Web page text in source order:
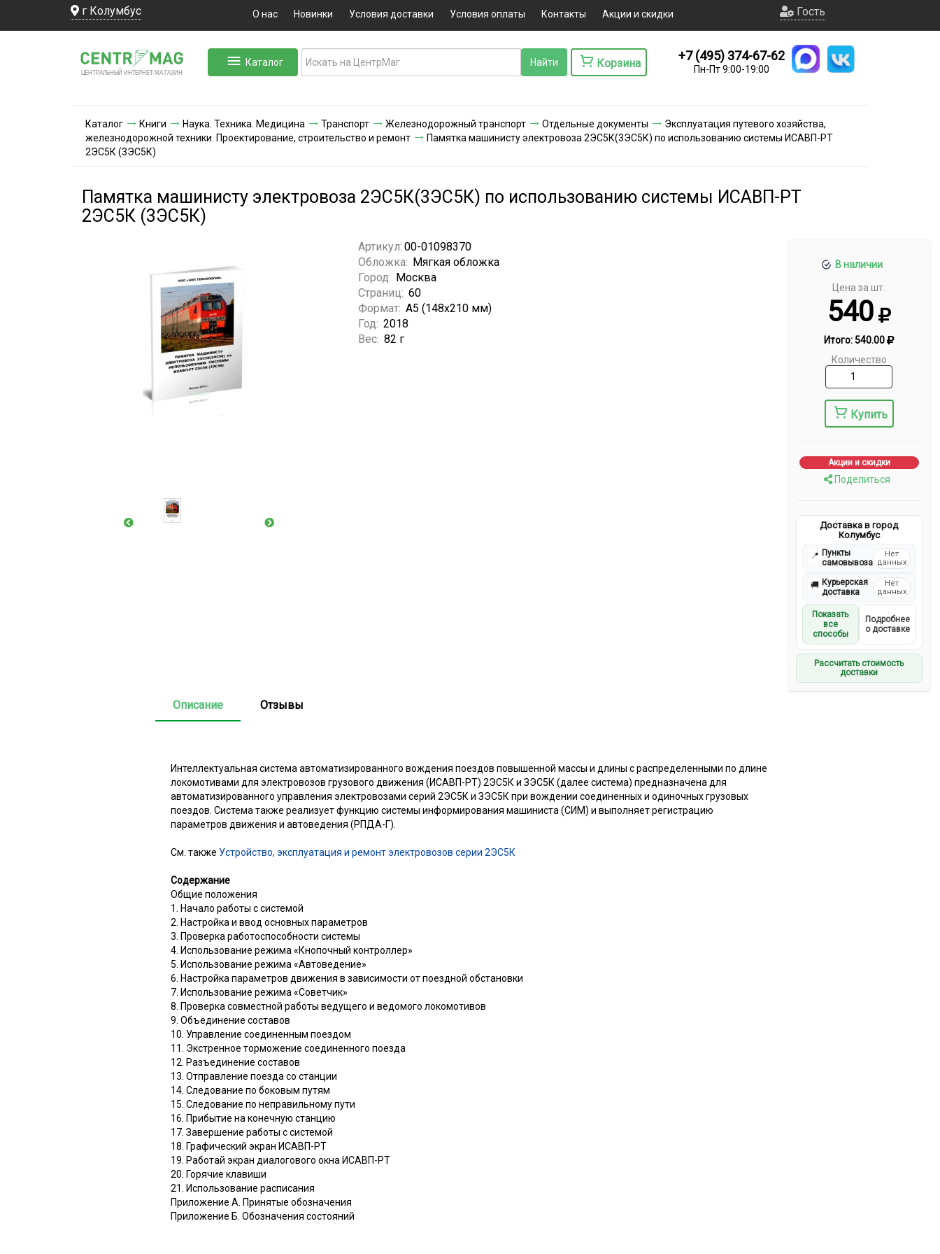
г Колумбус О нас Новинки Условия доставки Условия оплаты Контакты Акции и скидки Гость
ЦЕНТРАЛЬНЫЙ ИНТЕРНЕТ-МА ГАЗИН
Каталог Корзина
+7 (495) 374-67-62
Пн-Пт 9:00-19:00
Каталог Книги Наука. Техника. Медицина Транспорт Железнодорожный транспорт Отдельные документы
Эксплуатация путевого хозяйства,
железнодорожной техники. Проектирование, строительство и ремонт
Памятка машинисту электровоза 2ЭС5К(3ЭС5К) по использованию системы ИСАВП-РТ
2ЭС5К (3ЭС5К)
Памятка машинисту электровоза 2ЭС5К(3ЭС5К) по использованию системы ИСАВП-РТ
2ЭС5К (3ЭС5К)
В наличии
Цена за шт.
540
Итого:540.00
Количество
Купить
Акции и скидки
Поделиться
Доставка в город
Колумбус
📍 Пункты
самовывоза
Нет
данных
🚚 Курьерская
доставка
Нет
данных
Показать
все
способы
Подробнее
о доставке
Рассчитать стоимость
доставки
Артикул: 00-01098370
Обложка: Мягкая обложка
Город: Москва
Страниц: 60
Формат: А5 (148x210 мм)
Год: 2018
Вес: 82 г
Описание Отзывы
Интеллектуальная система автоматизированного вождения поездов повышенной массы и длины с распределенными по длине
локомотивами для электровозов грузового движения (ИСАВП-РТ) 2ЭС5К и ЗЭС5К (далее система) предназначена для
автоматизированного управления электровозами серий 2ЭС5К и ЗЭС5К при вождении соединенных и одиночных грузовых
поездов. Система также реализует функцию системы информирования машиниста (СИМ) и выполняет регистрацию
параметров движения и автоведения (РПДА-Г).
См. также Устройство, эксплуатация и ремонт электровозов серии 2ЭС5К
Содержание
Общие положения
1. Начало работы с системой
2. Настройка и ввод основных параметров
3. Проверка работоспособности системы
4. Использование режима «Кнопочный контроллер»
5. Использование режима «Автоведение»
6. Настройка параметров движения в зависимости от поездной обстановки
7. Использование режима «Советчик»
8. Проверка совместной работы ведущего и ведомого локомотивов
9. Объединение составов
10. Управление соединенным поездом
11. Экстренное торможение соединенного поезда
12. Разъединение составов
13. Отправление поезда со станции
14. Следование по боковым путям
15. Следование по неправильному пути
16. Прибытие на конечную станцию
17. Завершение работы с системой
18. Графический экран ИСАВП-РТ
19. Работай экран диалогового окна ИСАВП-РТ
20. Горячие клавиши
21. Использование расписания
Приложение А. Принятые обозначения
Приложение Б. Обозначения состояний